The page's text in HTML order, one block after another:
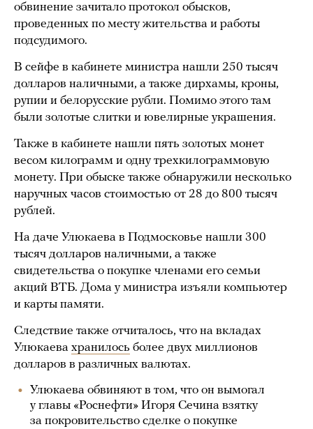
обвинение зачитало протокол обысков,
проведенных по месту жительства и работы
подсудимого.
В сейфе в кабинете министра нашли 250 тысяч
долларов наличными, а также дирхамы, кроны,
рупии и белорусские рубли. Помимо этого там
были золотые слитки и ювелирные украшения.
Также в кабинете нашли пять золотых монет
весом килограмм и одну трехкилограммовую
монету. При обыске также обнаружили несколько
наручных часов стоимостью от 28 до 800 тысяч
рублей.
На даче Улюкаева в Подмосковье нашли 300
тысяч долларов наличными, а также
свидетельства о покупке членами его семьи
акций ВТБ. Дома у министра изъяли компьютер
и карты памяти.
Следствие также отчиталось, что на вкладах
Улюкаева хранилось более двух миллионов
долларов в различных валютах.
Улюкаева обвиняют в том, что он вымогал
у главы «Роснефти» Игоря Сечина взятку
за покровительство сделке о покупке